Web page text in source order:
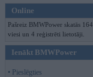
Online
Pašreiz BMWPower skatās 164
viesi un 4 reģistrēti lietotāji.
Ienākt BMWPower
• Pieslēgties